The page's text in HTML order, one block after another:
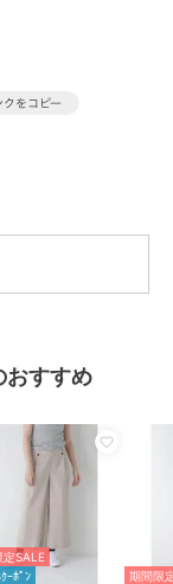
おすすめ
定SALE
ｰﾎﾟﾝ
期間限